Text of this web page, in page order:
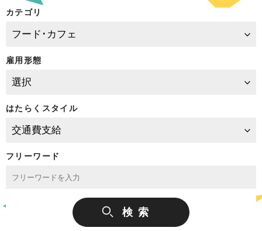
カテゴリ
雇用形態
はたらくスタイル
フリーワード